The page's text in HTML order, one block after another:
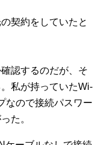
契約をしていたと
認するのだが、そ
私が持っていたWi-
なので接続パスワー
た。